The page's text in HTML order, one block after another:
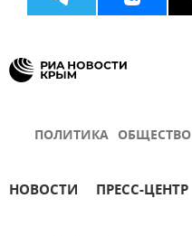
ПОЛИТИКА ОБЩЕСТВО
НОВОСТИ ПРЕСС-ЦЕНТР